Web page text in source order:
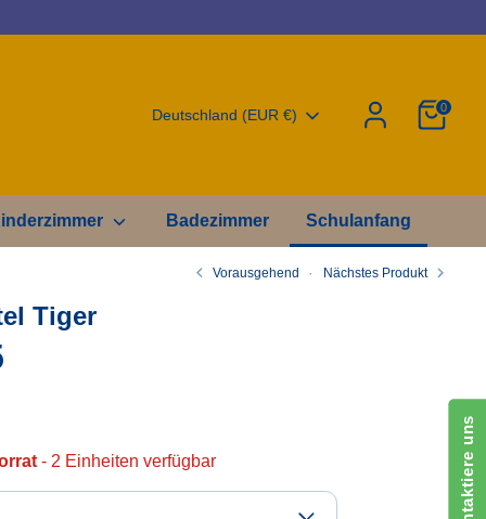
Währung
Deutschland (EUR €) 0
Badezimmer Schulanfang
Vorausgehend Nächstes Produkt
Tiger
- 2 Einheiten verfügbar Kontaktiere uns